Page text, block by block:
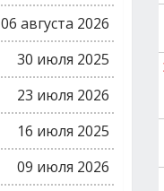
06 августа 2026
30 июля 2025
23 июля 2026
16 июля 2025
09 июля 2026